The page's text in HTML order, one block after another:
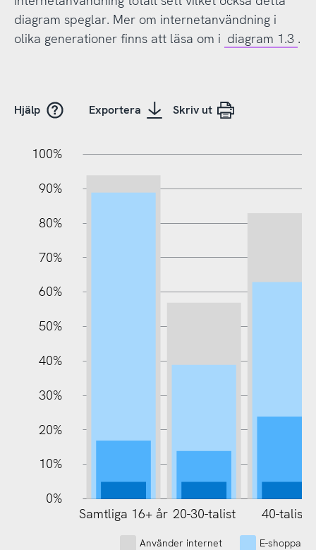
diagram speglar. Mer om internetanvändning i
olika generationer finns att läsa om i diagram 1.3 .
Hjälp Exportera Skriv ut
100%
0%
10%
20%
30%
40%
50%
60%
70%
80%
90%
100%
Samtliga 16+ år 20-30-talist 40-talist
E-shoppare
Använder internet